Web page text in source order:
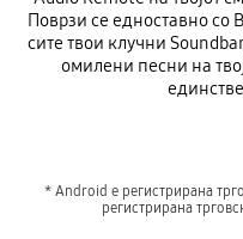
Поврзи се едноставно
сите твои клучни
омилени песни на
* Android е регистрирана
регистрирана